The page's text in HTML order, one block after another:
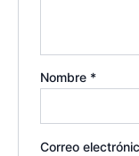
Nombre *
Correo